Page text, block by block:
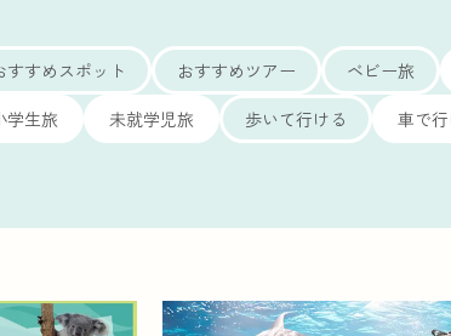
すすめスポット おすすめツアー ベビー旅
学生旅
未就学児旅 歩いて行ける 車で